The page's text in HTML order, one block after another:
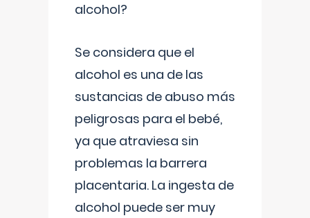
alcohol?
Se considera que el
alcohol es una de las
sustancias de abuso más
peligrosas para el bebé,
ya que atraviesa sin
problemas la barrera
placentaria. La ingesta de
alcohol puede ser muy